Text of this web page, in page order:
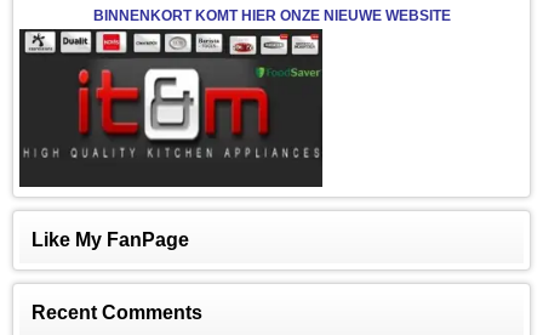
BINNENKORT KOMT HIER ONZE NIEUWE WEBSITE
Like My FanPage
Recent Comments